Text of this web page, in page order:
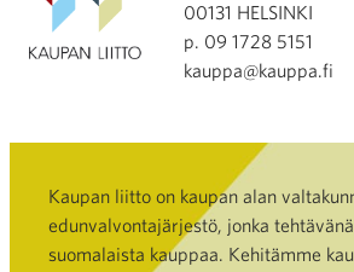
00131 HELSINKI
p. 09 1728 5151
kauppa@kauppa.fi
Kaupan liitto on kaupan alan
edunvalvontajärjestö, jonka
suomalaista kauppaa. Kehitämme